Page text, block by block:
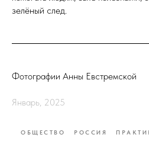
зелёный след.
Фотографии Анны Евстремской
Январь, 2025
ОБЩЕСТВО РОССИЯ